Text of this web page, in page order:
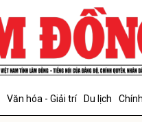
Văn hóa - Giải trí Du lịch